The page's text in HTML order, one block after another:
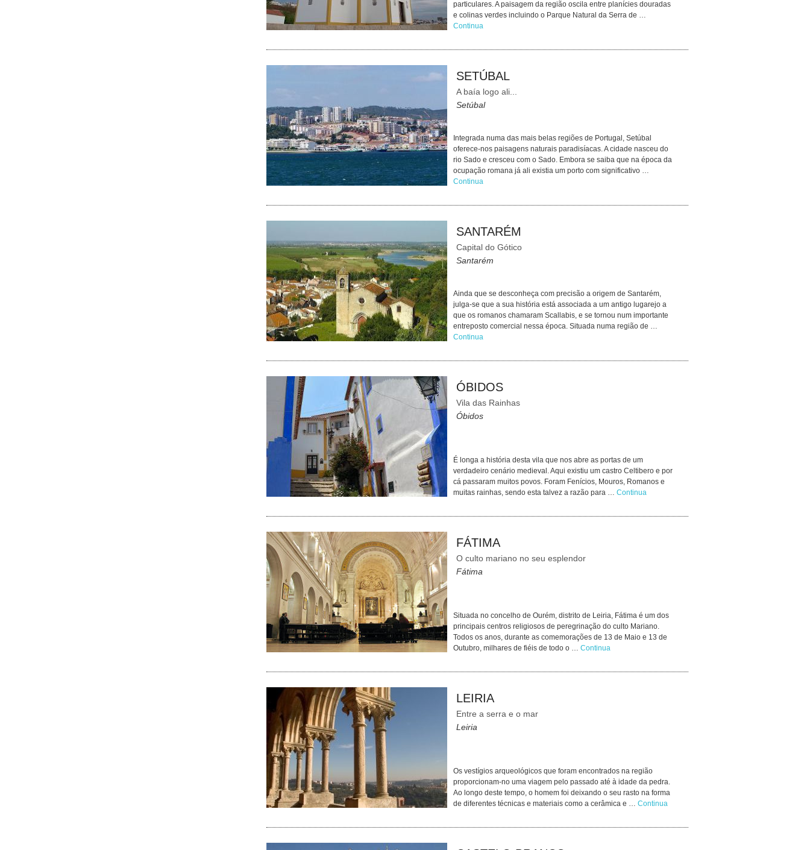
particulares. A paisagem da região oscila entre planícies douradas
e colinas verdes incluindo o Parque Natural da Serra de …
Continua
SETÚBAL
A baía logo ali...
Setúbal
Integrada numa das mais belas regiões de Portugal, Setúbal
oferece-nos paisagens naturais paradisíacas. A cidade nasceu do
rio Sado e cresceu com o Sado. Embora se saiba que na época da
ocupação romana já ali existia um porto com significativo …
Continua
SANTARÉM
Capital do Gótico
Santarém
Ainda que se desconheça com precisão a origem de Santarém,
julga-se que a sua história está associada a um antigo lugarejo a
que os romanos chamaram Scallabis, e se tornou num importante
entreposto comercial nessa época. Situada numa região de …
Continua
ÓBIDOS
Vila das Rainhas
Óbidos
É longa a história desta vila que nos abre as portas de um
verdadeiro cenário medieval. Aqui existiu um castro Celtibero e por
cá passaram muitos povos. Foram Fenícios, Mouros, Romanos e
muitas rainhas, sendo esta talvez a razão para … Continua
FÁTIMA
O culto mariano no seu esplendor
Fátima
Situada no concelho de Ourém, distrito de Leiria, Fátima é um dos
principais centros religiosos de peregrinação do culto Mariano.
Todos os anos, durante as comemorações de 13 de Maio e 13 de
Outubro, milhares de fiéis de todo o … Continua
LEIRIA
Entre a serra e o mar
Leiria
Os vestígios arqueológicos que foram encontrados na região
proporcionam-no uma viagem pelo passado até à idade da pedra.
Ao longo deste tempo, o homem foi deixando o seu rasto na forma
de diferentes técnicas e materiais como a cerâmica e … Continua